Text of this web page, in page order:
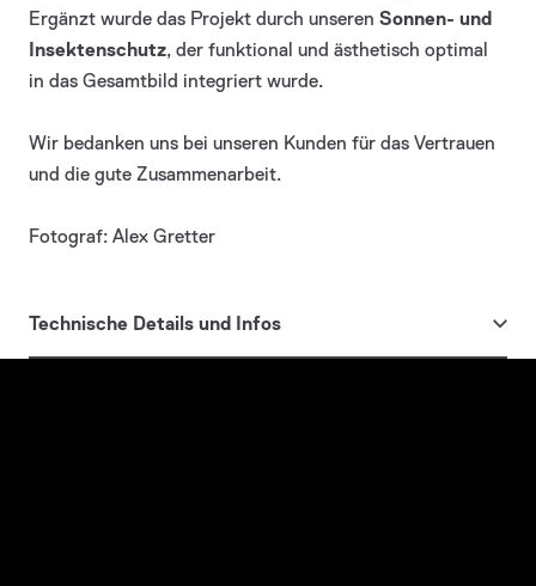
Ergänzt wurde das Projekt durch unseren Sonnen- und
Insektenschutz, der funktional und ästhetisch optimal
in das Gesamtbild integriert wurde.
Wir bedanken uns bei unseren Kunden für das Vertrauen
und die gute Zusammenarbeit.
Fotograf: Alex Gretter
Technische Details und Infos